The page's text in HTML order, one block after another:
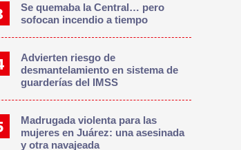
Se quemaba la Central… pero
sofocan incendio a tiempo
Advierten riesgo de
desmantelamiento en sistema de
guarderías del IMSS
Madrugada violenta para las
mujeres en Juárez: una asesinada
y otra navajeada